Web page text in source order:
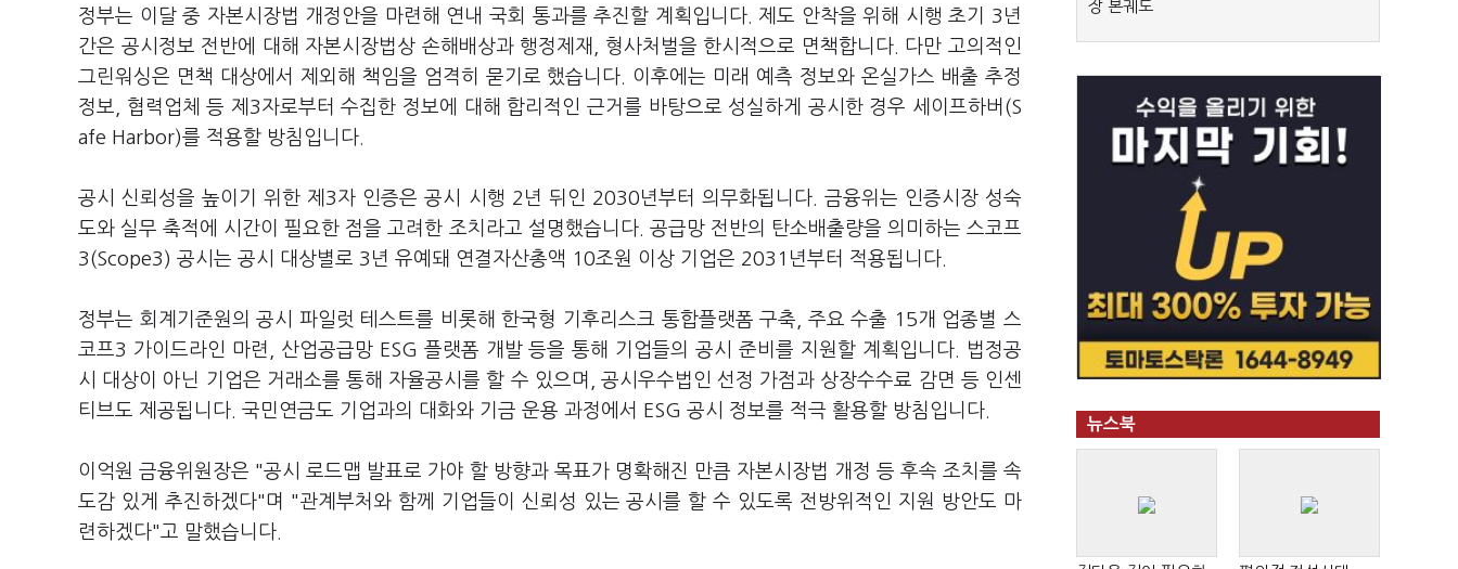
정부는 이달 중 자본시장법 개정안을 마련해 연내 국회 통과를 추진할 계획입니다. 제도 안착을 위해 시행 초기 3년
간은 공시정보 전반에 대해 자본시장법상 손해배상과 행정제재, 형사처벌을 한시적으로 면책합니다. 다만 고의적인
그린워싱은 면책 대상에서 제외해 책임을 엄격히 묻기로 했습니다. 이후에는 미래 예측 정보와 온실가스 배출 추정
정보, 협력업체 등 제3자로부터 수집한 정보에 대해 합리적인 근거를 바탕으로 성실하게 공시한 경우 세이프하버(S
afe Harbor)를 적용할 방침입니다.
공시 신뢰성을 높이기 위한 제3자 인증은 공시 시행 2년 뒤인 2030년부터 의무화됩니다. 금융위는 인증시장 성숙
도와 실무 축적에 시간이 필요한 점을 고려한 조치라고 설명했습니다. 공급망 전반의 탄소배출량을 의미하는 스코프
3(Scope3) 공시는 공시 대상별로 3년 유예돼 연결자산총액 10조원 이상 기업은 2031년부터 적용됩니다.
정부는 회계기준원의 공시 파일럿 테스트를 비롯해 한국형 기후리스크 통합플랫폼 구축, 주요 수출 15개 업종별 스
코프3 가이드라인 마련, 산업공급망 ESG 플랫폼 개발 등을 통해 기업들의 공시 준비를 지원할 계획입니다. 법정공
시 대상이 아닌 기업은 거래소를 통해 자율공시를 할 수 있으며, 공시우수법인 선정 가점과 상장수수료 감면 등 인센
티브도 제공됩니다. 국민연금도 기업과의 대화와 기금 운용 과정에서 ESG 공시 정보를 적극 활용할 방침입니다.
이억원 금융위원장은 "공시 로드맵 발표로 가야 할 방향과 목표가 명확해진 만큼 자본시장법 개정 등 후속 조치를 속
도감 있게 추진하겠다"며 "관계부처와 함께 기업들이 신뢰성 있는 공시를 할 수 있도록 전방위적인 지원 방안도 마
련하겠다"고 말했습니다.
장 본궤도
뉴스북